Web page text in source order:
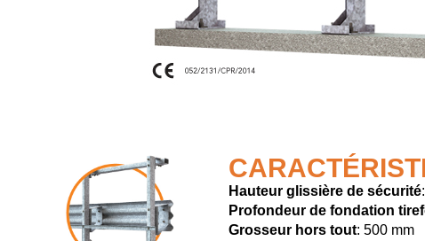
Hauteur glissière de sécurité
Profondeur de fondation
Grosseur hors tout: 500 mm